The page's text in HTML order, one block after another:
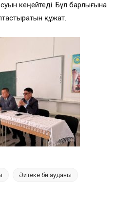
кеңейтеді. Бұл барлығына
құжат.
Әйтеке би ауданы